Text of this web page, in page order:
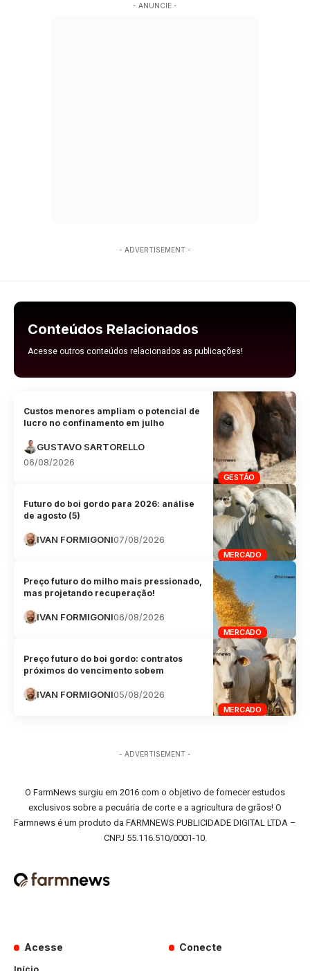
- ANUNCIE -
- ADVERTISEMENT -
Conteúdos Relacionados
Acesse outros conteúdos relacionados as publicações!
GESTÃO
Custos menores ampliam o potencial de
lucro no confinamento em julho
GUSTAVO SARTORELLO
06/08/2026
MERCADO
Futuro do boi gordo para 2026: análise
de agosto (5)
IVAN FORMIGONI07/08/2026
MERCADO
Preço futuro do milho mais pressionado,
mas projetando recuperação!
IVAN FORMIGONI06/08/2026
MERCADO
Preço futuro do boi gordo: contratos
próximos do vencimento sobem
IVAN FORMIGONI05/08/2026
- ADVERTISEMENT -
O FarmNews surgiu em 2016 com o objetivo de fornecer estudos
exclusivos sobre a pecuária de corte e a agricultura de grãos! O
Farmnews é um produto da FARMNEWS PUBLICIDADE DIGITAL LTDA –
CNPJ 55.116.510/0001-10.
Acesse Conecte